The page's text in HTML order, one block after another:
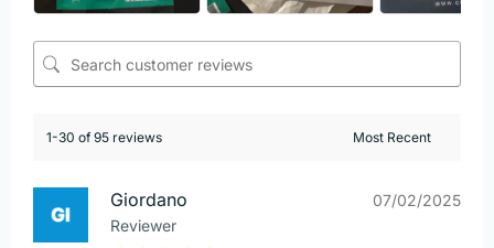
1-30 of 95 reviews
Giordano
Reviewer
07/02/2025